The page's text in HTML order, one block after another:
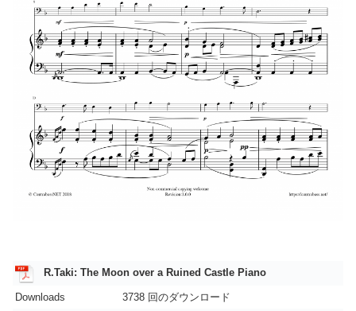
R.Taki: The Moon over a Ruined Castle Piano
Downloads
3738 回のダウンロード